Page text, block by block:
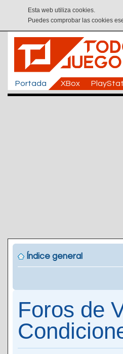
Esta web utiliza cookies.
Puedes comprobar las cookies
Portada XBox
Índice general
Foros de